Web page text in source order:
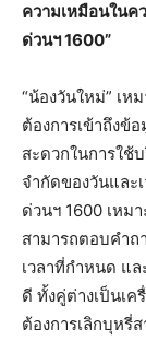
ความเหมือนในค
ด่วนฯ1600”
“น้องวันใหม่” เห
ต้องการเข้าถึงข้
สะดวกในการใช้
จำกัดของวันและ
ด่วนฯ 1600 เหม
สามารถตอบคำถ
เวลาที่กำหนด แล
ดี ทั้งคู่ต่างเป็นเ
ต้องการเลิกบุหรี่